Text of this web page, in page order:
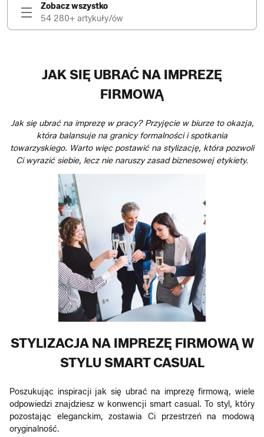
Zobacz wszystko
54 280+ artykuły/ów
JAK SIĘ UBRAĆ NA IMPREZĘ
FIRMOWĄ
Jak się ubrać na imprezę w pracy? Przyjęcie w biurze to okazja,
która balansuje na granicy formalności i spotkania
towarzyskiego. Warto więc postawić na stylizację, która pozwoli
Ci wyrazić siebie, lecz nie naruszy zasad biznesowej etykiety.
STYLIZACJA NA IMPREZĘ FIRMOWĄ W
STYLU SMART CASUAL
Poszukując inspiracji jak się ubrać na imprezę firmową, wiele
odpowiedzi znajdziesz w konwencji smart casual. To styl, który
pozostając eleganckim, zostawia Ci przestrzeń na modową
oryginalność.